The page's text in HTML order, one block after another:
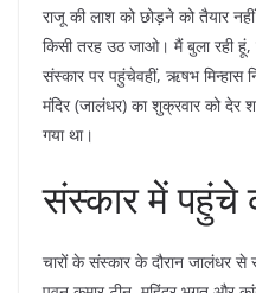
राजू की लाश को छोड़ने को तैयार
किसी तरह उठ जाओ। मैं बुला रही
संस्कार पर पहुंचेवहीं, ऋषभ मिन्हास
मंदिर (जालंधर) का शुक्रवार को देर
गया था।
संस्कार में पहुंचे
चारों के संस्कार के दौरान जालंधर से